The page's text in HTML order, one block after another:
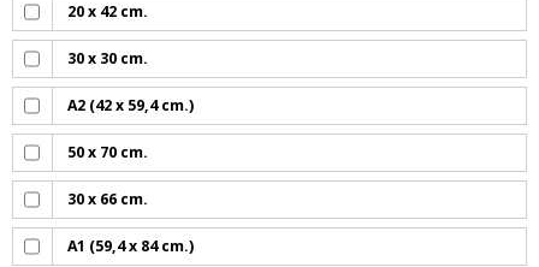
20 x 42 cm.
30 x 30 cm.
A2 (42 x 59,4 cm.)
50 x 70 cm.
30 x 66 cm.
A1 (59,4 x 84 cm.)